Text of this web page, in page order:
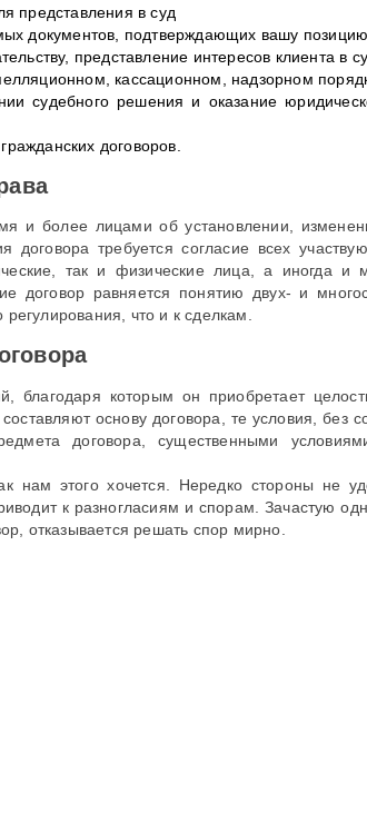
представления в суд
документов, подтверждающих вашу позицию
представление интересов клиента в
кассационном, надзорном
судебного решения и оказание
договоров.
и более лицами об установлении,
договора требуется согласие всех
так и физические лица, а иногда и
договор равняется понятию двух- и
что и к сделкам.
благодаря которым он приобретает
основу договора, те условия, без
договора, существенными
нам этого хочется. Нередко стороны не
к разногласиям и спорам. Зачастую
отказывается решать спор мирно.